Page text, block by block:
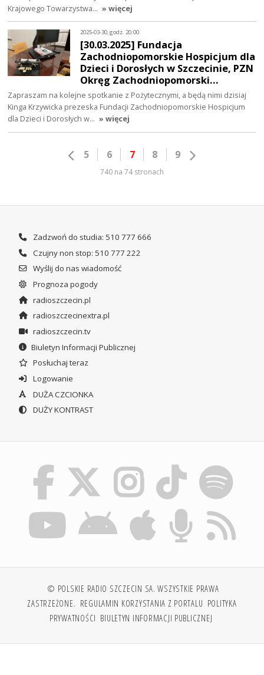
Krajowego Towarzystwa… » więcej
2025-03-30, godz. 20:00
[30.03.2025] Fundacja
Zachodniopomorskie Hospicjum dla
Dzieci i Dorosłych w Szczecinie, PZN
Okręg Zachodniopomorski…
Zapraszam na kolejne spotkanie z Pożytecznymi, a będą nimi dzisiaj
Kinga Krzywicka prezeska Fundacji Zachodniopomorskie Hospicjum
dla Dzieci i Dorosłych w… » więcej
5 6 7 8 9
740 na 74 stronach
Zadzwoń do studia: 510 777 666
Czujny non stop: 510 777 222
Wyślij do nas wiadomość
Prognoza pogody
radioszczecin.pl
radioszczecinextra.pl
radioszczecin.tv
Biuletyn Informacji Publicznej
Posłuchaj teraz
Logowanie
DUŻA CZCIONKA
DUŻY KONTRAST
© POLSKIE RADIO SZCZECIN SA. WSZYSTKIE PRAWA
ZASTRZEŻONE. REGULAMIN KORZYSTANIA Z PORTALU POLITYKA
PRYWATNOŚCI BIULETYN INFORMACJI PUBLICZNEJ